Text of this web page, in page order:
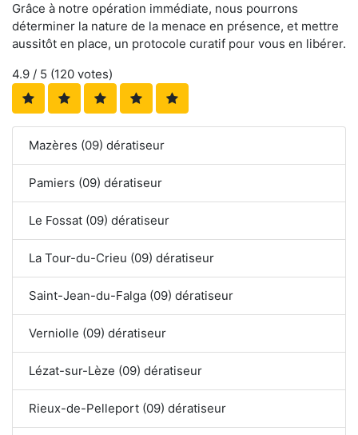
Grâce à notre opération immédiate, nous pourrons
déterminer la nature de la menace en présence, et mettre
aussitôt en place, un protocole curatif pour vous en libérer.
4.9 / 5 (120 votes)
Mazères (09) dératiseur
Pamiers (09) dératiseur
Le Fossat (09) dératiseur
La Tour-du-Crieu (09) dératiseur
Saint-Jean-du-Falga (09) dératiseur
Verniolle (09) dératiseur
Lézat-sur-Lèze (09) dératiseur
Rieux-de-Pelleport (09) dératiseur